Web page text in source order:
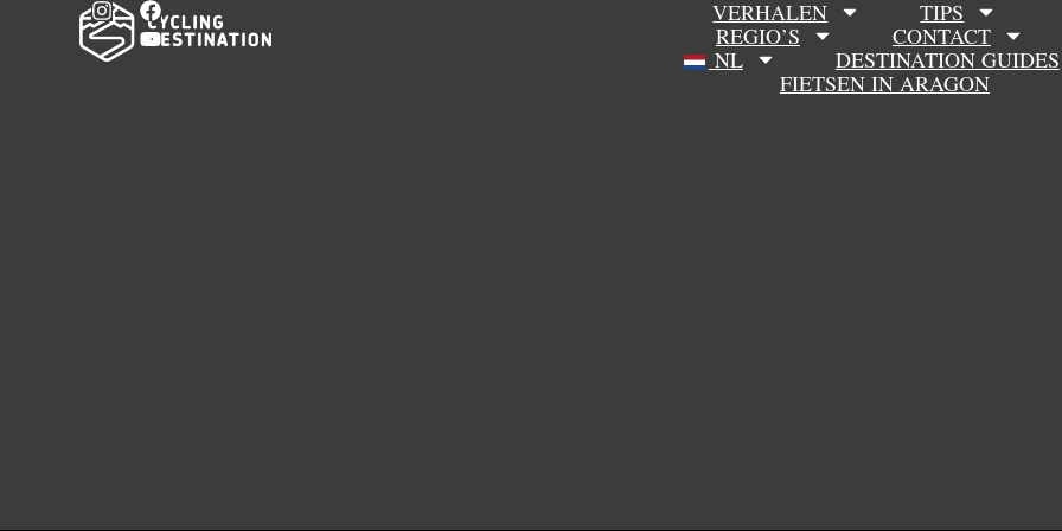
VERHALEN
TIPS
REGIO’S
CONTACT
NL
DESTINATION GUIDES
FIETSEN IN ARAGON